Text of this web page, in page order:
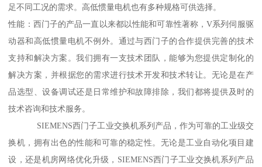
足不同工况的需求。高低惯量电机也有多种规格可供选择。
性能：西门子的产品一直以来都以性能和可靠性著称，V系列伺服驱
动器和高低惯量电机不例外。通过与西门子的合作提供完善的技术
支持和解决方案。我们拥有一支技术团队，能够为您提供定制化的
解决方案，并根据您的需求进行技术开发和技术转让。无论是在产
品选型、设备调试还是日常维护和故障排除，我们都将提供及时的
技术咨询和技术服务。
SIEMENS西门子工业交换机系列产品，作为可靠的工业级交
换机，拥有出色的性能和可靠的稳定性。无论是工业自动化项目建
设，还是机房网络优化升级，SIEMENS西门子工业交换机系列产品